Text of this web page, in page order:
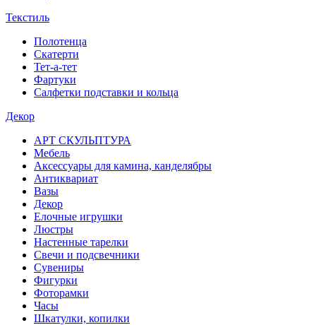
Текстиль
Полотенца
Скатерти
Тет-а-тет
Фартуки
Салфетки подставки и кольца
Декор
АРТ СКУЛЬПТУРА
Мебель
Аксессуары для камина, канделябры
Антиквариат
Вазы
Декор
Елочные игрушки
Люстры
Настенные тарелки
Свечи и подсвечники
Сувениры
Фигурки
Фоторамки
Часы
Шкатулки, копилки